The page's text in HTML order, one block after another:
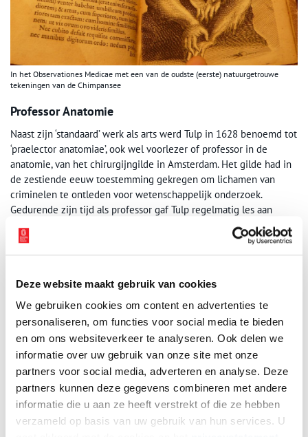
Deze website maakt gebruik van cookies
We gebruiken cookies om content en advertenties te
personaliseren, om functies voor social media te bieden
en om ons websiteverkeer te analyseren. Ook delen we
informatie over uw gebruik van onze site met onze
partners voor social media, adverteren en analyse. Deze
partners kunnen deze gegevens combineren met andere
informatie die u aan ze heeft verstrekt of die ze hebben
verzameld op basis van uw gebruik van hun services. U
In het Observationes Medicae met een van de oudste (eerste) natuurgetrouwe
tekeningen van de Chimpansee
Professor Anatomie
Naast zijn ‘standaard’ werk als arts werd Tulp in 1628 benoemd tot
‘praelector anatomiae’, ook wel voorlezer of professor in de
anatomie, van het chirurgijngilde in Amsterdam. Het gilde had in
de zestiende eeuw toestemming gekregen om lichamen van
criminelen te ontleden voor wetenschappelijk onderzoek.
Gedurende zijn tijd als professor gaf Tulp regelmatig les aan
studenten en heeft hij een stuk of negen openbare lessen
gegeven over ontleedkunde, waarvoor lichamen van
geëxecuteerde criminelen werden gebruikt. Twee van deze druk
Het beroemde schilderij ‘De Anatomische les van Dr. Nicolaes
Tulp’, door Rembrandt van Rijn kun je tegenwoordig aanschouwen
in museum het Mauritshuis. In de Waag hangt in de toren een
reproductie aan de muur en het Rijksmuseum heeft een tekening
van het schilderij in bezit.